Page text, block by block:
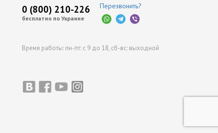
НЗГА0 (800) 210-226
бесплатно по Украине
Перезвонить?
Время работы: пн-пт: с 9 до 18, сб-вс: выходной